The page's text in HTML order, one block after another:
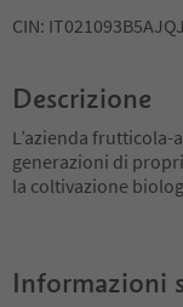
CIN:
Descrizione
L’azienda frutticola-
generazioni di
la coltivazione
Informazioni